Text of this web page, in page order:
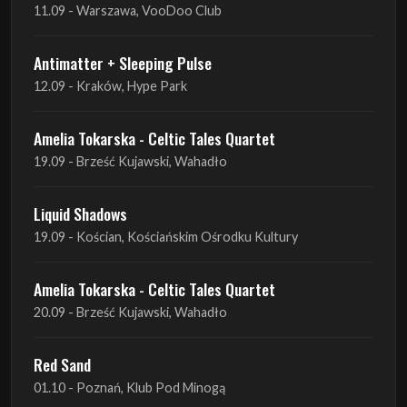
11.09 - Warszawa, VooDoo Club
Antimatter + Sleeping Pulse
12.09 - Kraków, Hype Park
Amelia Tokarska - Celtic Tales Quartet
19.09 - Brześć Kujawski, Wahadło
Liquid Shadows
19.09 - Kościan, Kościańskim Ośrodku Kultury
Amelia Tokarska - Celtic Tales Quartet
20.09 - Brześć Kujawski, Wahadło
Red Sand
01.10 - Poznań, Klub Pod Minogą